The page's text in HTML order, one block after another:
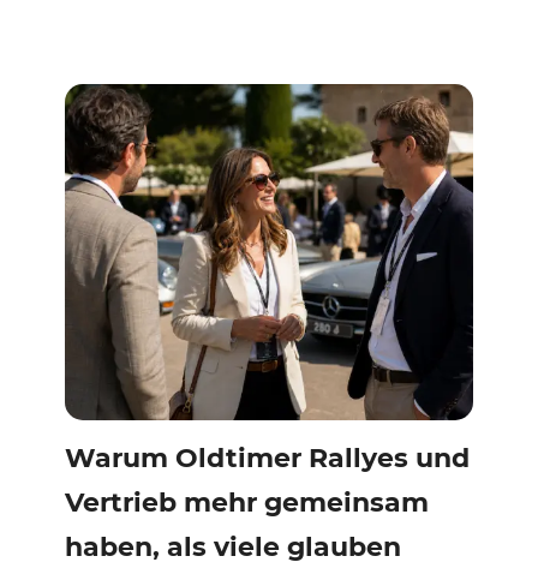
Warum Oldtimer Rallyes und
Vertrieb mehr gemeinsam
haben, als viele glauben